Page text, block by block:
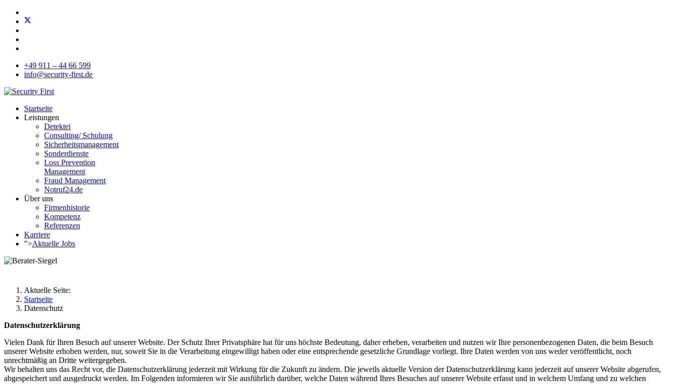
+49 911 – 44 66 599
info@security-first.de
Startseite
Leistungen
Detektei
Consulting/ Schulung
Sicherheitsmanagement
Sonderdienste
Loss Prevention
Management
Fraud Management
Notruf24.de
Über uns
Firmenhistorie
Kompetenz
Referenzen
Karriere
">Aktuelle Jobs
Aktuelle Seite:
Startseite
Datenschutz
Datenschutzerklärung
Vielen Dank für Ihren Besuch auf unserer Website. Der Schutz Ihrer Privatsphäre hat für uns höchste Bedeutung, daher erheben, verarbeiten und nutzen wir Ihre personenbezogenen Daten, die beim Besuch
unserer Website erhoben werden, nur, soweit Sie in die Verarbeitung eingewilligt haben oder eine entsprechende gesetzliche Grundlage vorliegt. Ihre Daten werden von uns weder veröffentlicht, noch
unrechtmäßig an Dritte weitergegeben.
Wir behalten uns das Recht vor, die Datenschutzerklärung jederzeit mit Wirkung für die Zukunft zu ändern. Die jeweils aktuelle Version der Datenschutzerklärung kann jederzeit auf unserer Website abgerufen,
abgespeichert und ausgedruckt werden. Im Folgenden informieren wir Sie ausführlich darüber, welche Daten während Ihres Besuches auf unserer Website erfasst und in welchem Umfang und zu welchen